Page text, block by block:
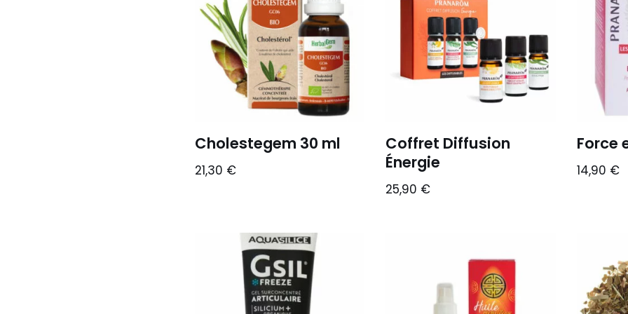
Cholestegem 30 ml
21,30 €
Coffret Diffusion
Énergie
25,90 €
Force
14,90 €